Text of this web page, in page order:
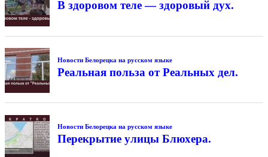
В здоровом теле — здоровый дух.
Новости Белорецка на русском языке
Реальная польза от Реальных дел.
Новости Белорецка на русском языке
Перекрытие улицы Блюхера.